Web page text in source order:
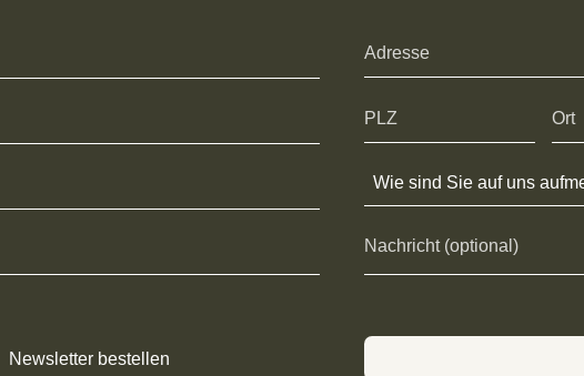
Wie sind Sie auf uns
Newsletter bestellen